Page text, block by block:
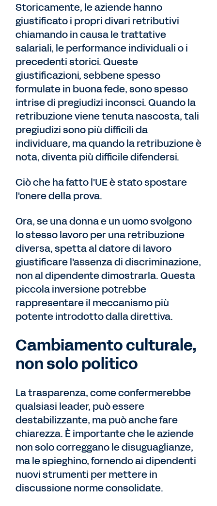
Storicamente, le aziende hanno
giustificato i propri divari retributivi
chiamando in causa le trattative
salariali, le performance individuali o i
precedenti storici. Queste
giustificazioni, sebbene spesso
formulate in buona fede, sono spesso
intrise di pregiudizi inconsci. Quando la
retribuzione viene tenuta nascosta, tali
pregiudizi sono più difficili da
individuare, ma quando la retribuzione è
nota, diventa più difficile difendersi.
Ciò che ha fatto l'UE è stato spostare
l'onere della prova.
Ora, se una donna e un uomo svolgono
lo stesso lavoro per una retribuzione
diversa, spetta al datore di lavoro
giustificare l'assenza di discriminazione,
non al dipendente dimostrarla.Questa
piccola inversione potrebbe
rappresentare il meccanismo più
potente introdotto dalla direttiva.
Cambiamento culturale,
non solo politico
La trasparenza, come confermerebbe
qualsiasi leader, può essere
destabilizzante, ma può anche fare
chiarezza. È importante che le aziende
non solo correggano le disuguaglianze,
ma le spieghino, fornendo ai dipendenti
nuovi strumenti per mettere in
discussione norme consolidate.